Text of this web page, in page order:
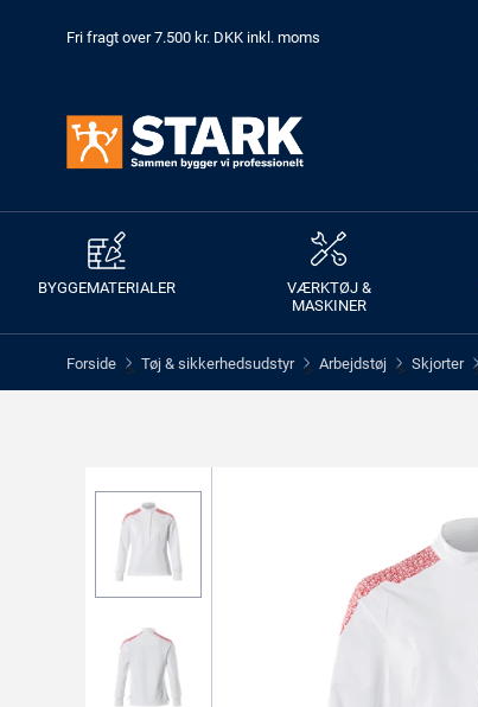
Fri fragt over 7.500 kr. DKK inkl. moms
BYGGEMATERIALER
VÆRKTØJ &
MASKINER
Forside > Tøj & sikkerhedsudstyr > Arbejdstøj > Skjorter